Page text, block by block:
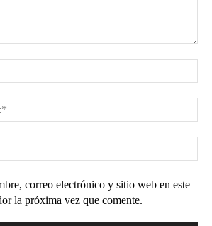
correo electrónico y sitio web en este
la próxima vez que comente.